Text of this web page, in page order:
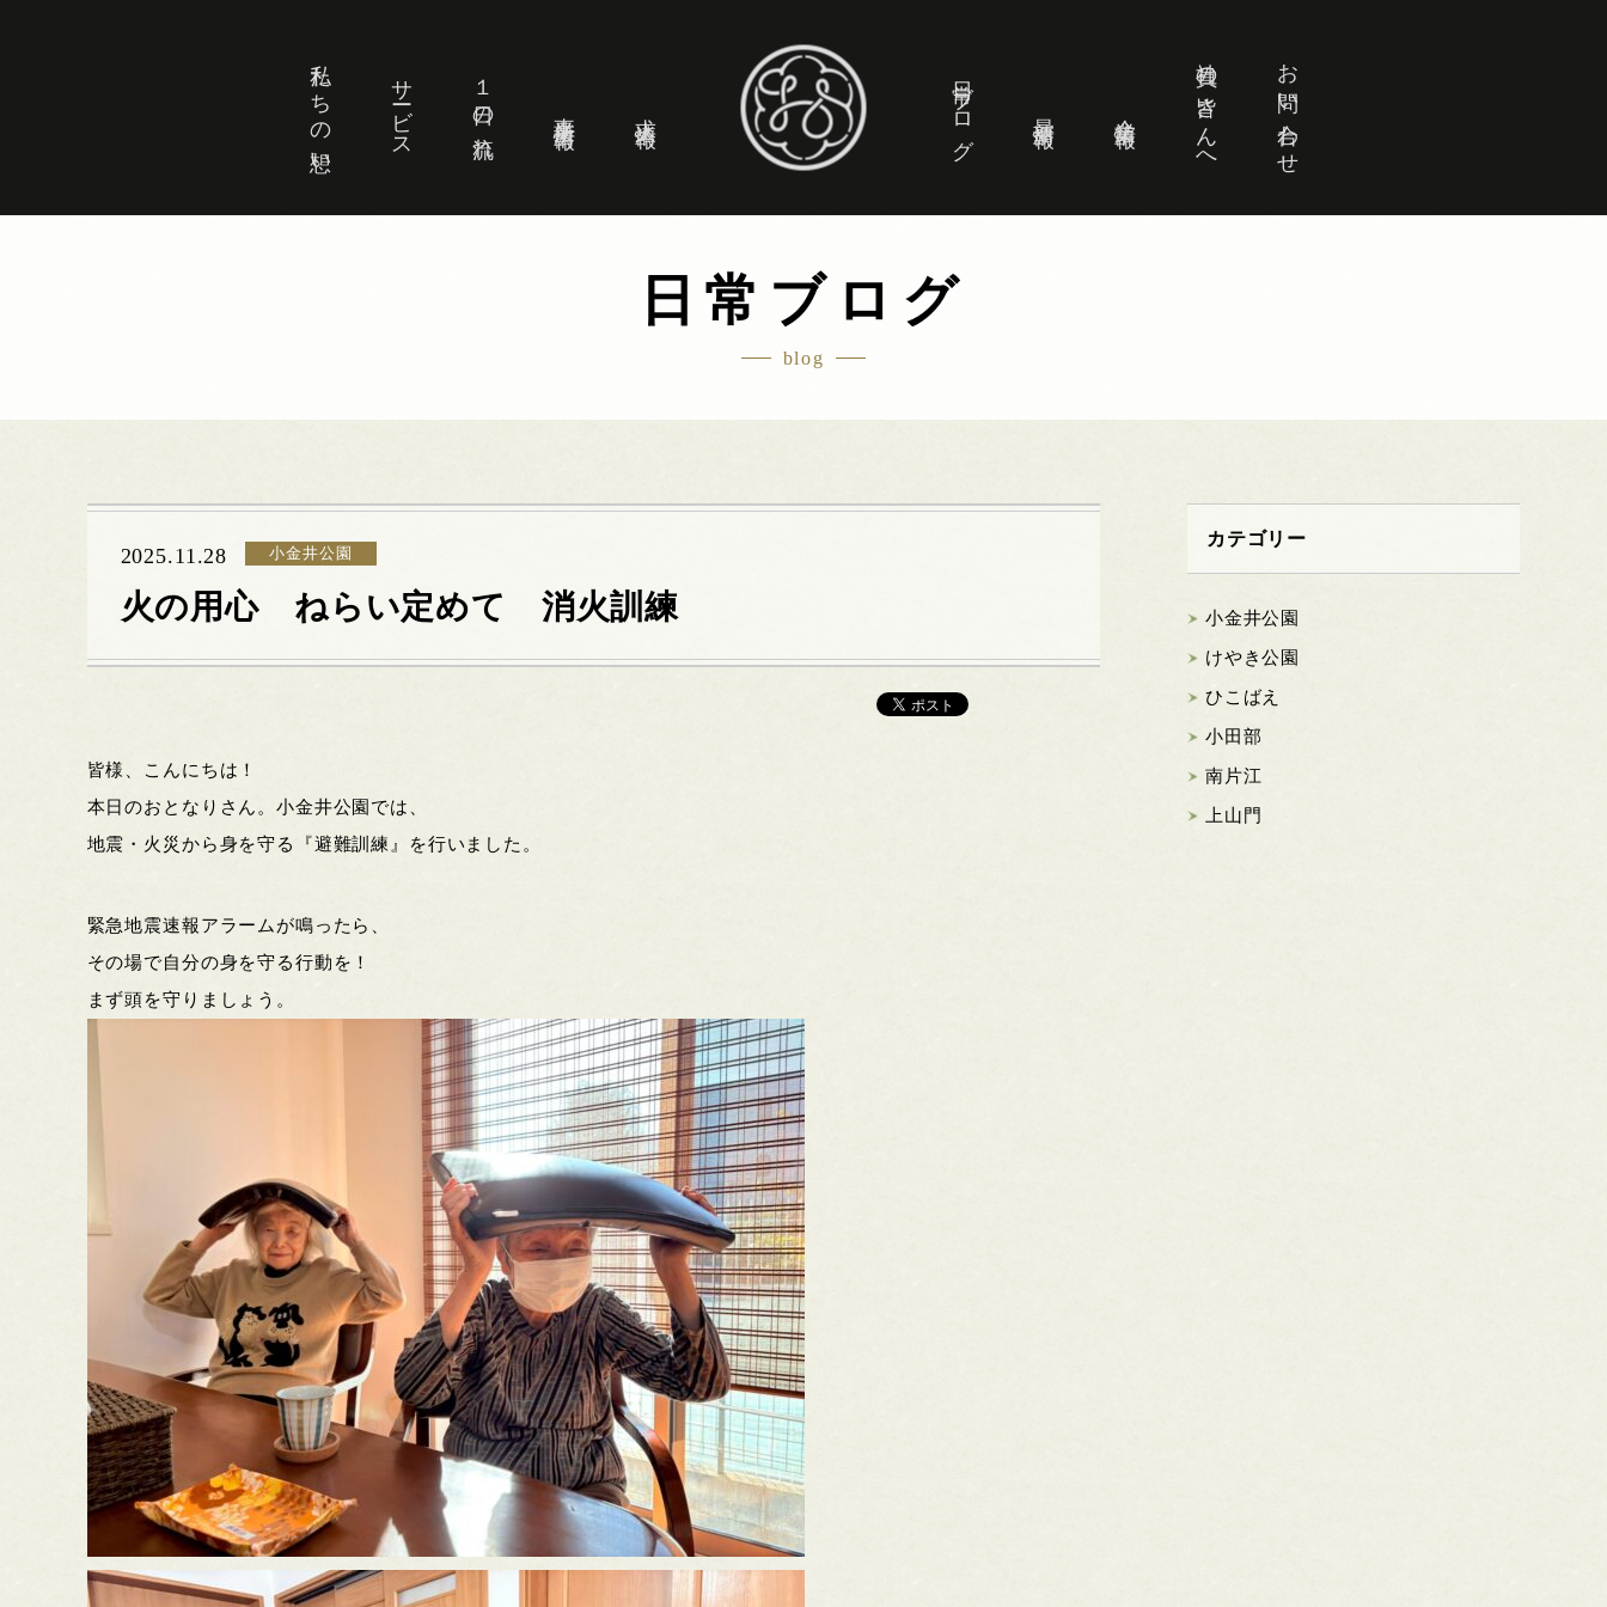
私たちの想い サービス １日の流れ 日常ブログ 社員の皆さんへ お問い合わせ
日常ブログ
blog
2025.11.28 小金井公園
火の用心 ねらい定めて 消火訓練
皆様、こんにちは！
本日のおとなりさん。小金井公園では、
地震・火災から身を守る『避難訓練』を行いました。
緊急地震速報アラームが鳴ったら、
その場で自分の身を守る行動を！
まず頭を守りましょう。
カテゴリー
小金井公園
けやき公園
ひこばえ
小田部
南片江
上山門